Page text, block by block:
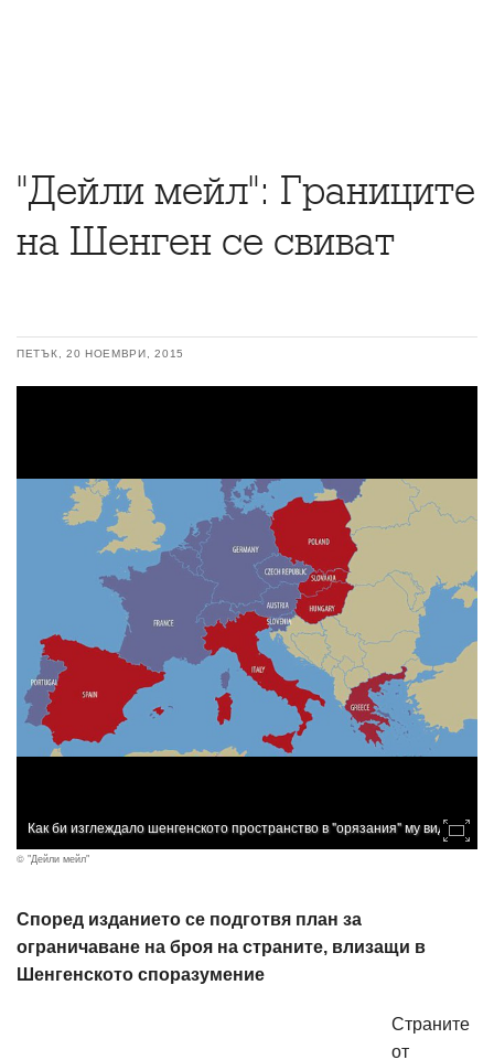
"Дейли мейл": Границите
на Шенген се свиват
ПЕТЪК, 20 НОЕМВРИ, 2015
Как би изглеждало шенгенското пространство в "орязания" му вид
© "Дейли мейл"
Според изданието се подготвя план за
ограничаване на броя на страните, влизащи в
Шенгенското споразумение
Страните
от